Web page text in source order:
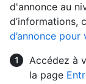
d'annonce au
d’informations,
d’annonce
Accédez à
la page